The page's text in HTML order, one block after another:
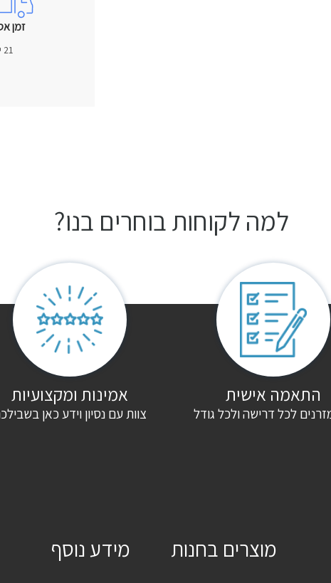
זמן
21 יום
למה לקוחות בוחרים בנו?
התאמה אישית
לכל דרישה ולכל גודל
אמינות ומקצועיות
צוות עם נסיון וידע כאן
מוצרים בחנות מידע נוסף